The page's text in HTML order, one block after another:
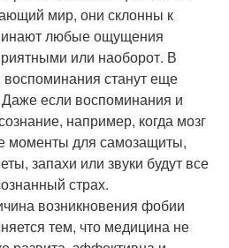
мир, они склонны к
любые ощущения
или наоборот. В
воспоминания станут еще
если воспоминания и
например, когда мозг
моменты для самозащиты,
запахи или звуки будут все
страх.
возникновения фобии
тем, что медицина не